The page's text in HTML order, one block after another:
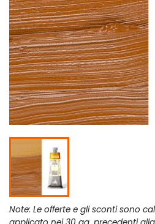
Note: Le offerte e gli sconti sono